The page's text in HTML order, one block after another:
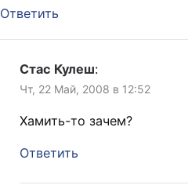
Ответить
Стас Кулеш:
Чт, 22 Май, 2008 в 12:52
Хамить-то зачем?
Ответить